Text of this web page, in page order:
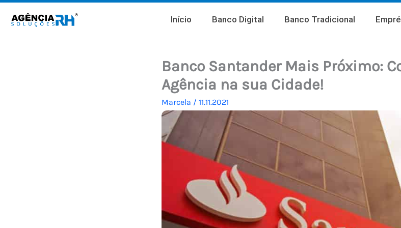
para
Início Banco Digital Banco Tradicional
Banco Santander Mais Próximo:
Agência na sua Cidade!
Marcela / 11.11.2021